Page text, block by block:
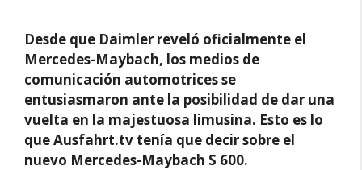
Desde que Daimler reveló oficialmente el
Mercedes-Maybach, los medios de
comunicación automotrices se
entusiasmaron ante la posibilidad de dar una
vuelta en la majestuosa limusina. Esto es lo
que Ausfahrt.tv tenía que decir sobre el
nuevo Mercedes-Maybach S 600.